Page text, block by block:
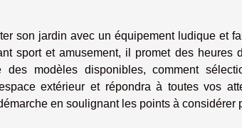
son jardin avec un équipement ludique et
sport et amusement, il promet des heures
modèles disponibles, comment
extérieur et répondra à toutes vos
en soulignant les points à considérer